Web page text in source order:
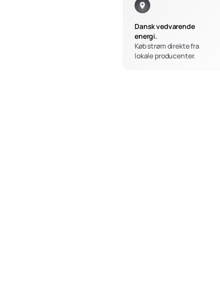
Dansk vedvarende
energi.
Køb strøm direkte fra
lokale producenter.